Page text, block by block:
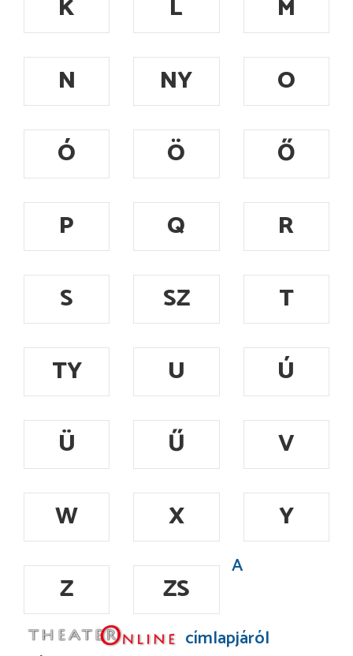
K L
M
N
NY
O
Ó
Ö
Ő
P
Q
R
S
SZ
T
TY
U
Ú
Ü
Ű
V
W
X
Y
Z
ZS
A
címlapjáról